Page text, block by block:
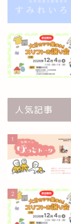
人気記事
1
2